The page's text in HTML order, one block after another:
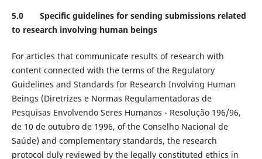
5.0 Specific guidelines for sending submissions related
to research involving human beings
For articles that communicate results of research with
content connected with the terms of the Regulatory
Guidelines and Standards for Research Involving Human
Beings (Diretrizes e Normas Regulamentadoras de
Pesquisas Envolvendo Seres Humanos - Resolução 196/96,
de 10 de outubro de 1996, of the Conselho Nacional de
Saúde) and complementary standards, the research
protocol duly reviewed by the legally constituted ethics in